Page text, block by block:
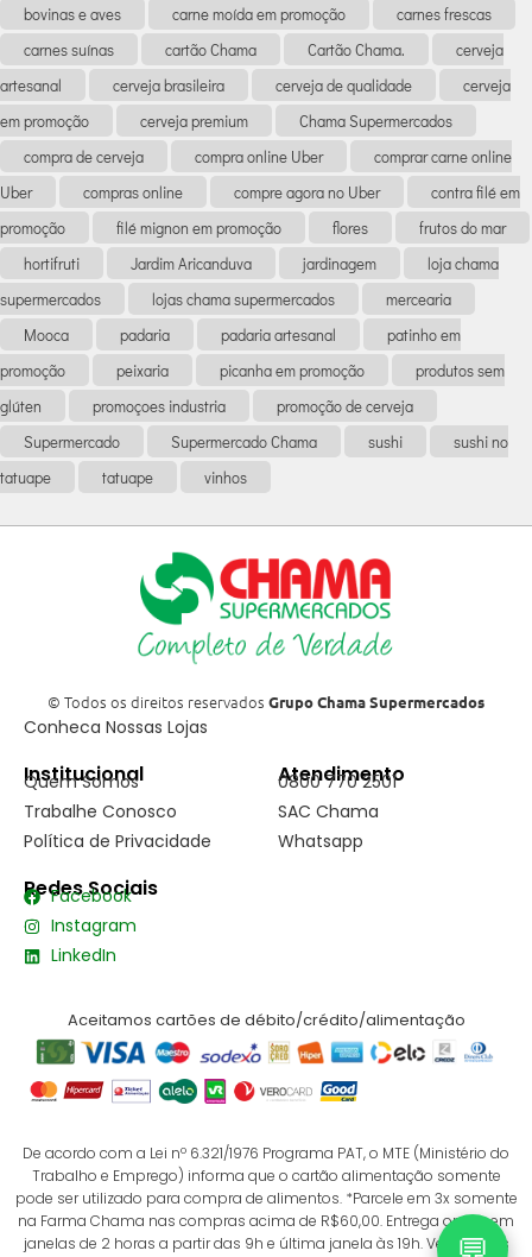
bovinas e aves
carne moída em promoção
carnes frescas
carnes suínas
cartão Chama Cartão Chama.
cerveja
artesanal
cerveja brasileira cerveja de qualidade
cerveja
em promoção
cerveja premium
Chama Supermercados
compra de cerveja
compra online Uber
comprar carne online
Uber
compras online compre agora no Uber
contra filé em
promoção
filé mignon em promoção flores
frutos do mar
hortifruti
Jardim Aricanduva jardinagem
loja chama
supermercados
lojas chama supermercados
mercearia
Mooca
padaria padaria artesanal
patinho em
promoção
peixaria picanha em promoção
produtos sem
glúten
promoçoes industria
promoção de cerveja
Supermercado
Supermercado Chama sushi
sushi no
tatuape
tatuape vinhos
© Todos os direitos reservados Grupo Chama Supermercados
Conheca Nossas Lojas
Institucional
Quem Somos
Trabalhe Conosco
Política de Privacidade
Atendimento
0800 770 2501
SAC Chama
Whatsapp
Redes Sociais
Facebook
Instagram
LinkedIn
Aceitamos cartões de débito/crédito/alimentação
De acordo com a Lei nº 6.321/1976 Programa PAT, o MTE (Ministério do
Trabalho e Emprego) informa que o cartão alimentação somente
pode ser utilizado para compra de alimentos. *Parcele em 3x somente
na Farma Chama nas compras acima de R$60,00. Entrega online em
janelas de 2 horas a partir das 9h e última janela às 19h. Verifique as